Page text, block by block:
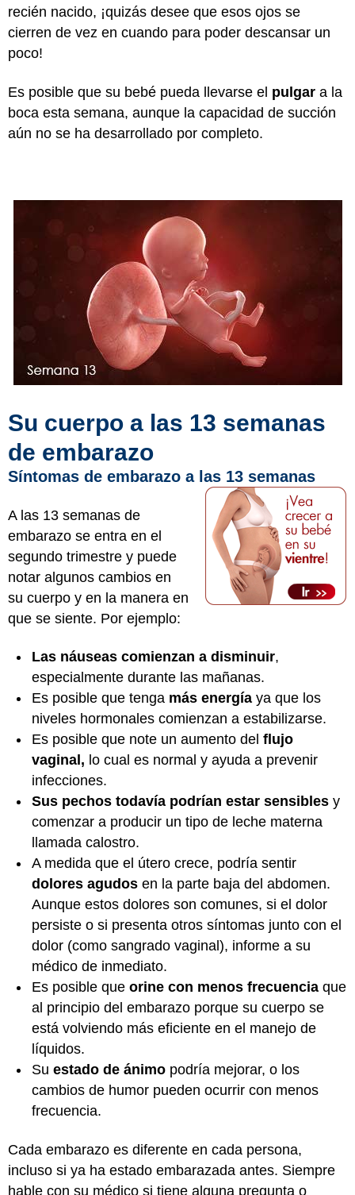
recién nacido, ¡quizás desee que esos ojos se
cierren de vez en cuando para poder descansar un
poco!
Es posible que su bebé pueda llevarse el pulgar a la
boca esta semana, aunque la capacidad de succión
aún no se ha desarrollado por completo.
Su cuerpo a las 13 semanas
de embarazo
Síntomas de embarazo a las 13 semanas
A las 13 semanas de
embarazo se entra en el
segundo trimestre y puede
notar algunos cambios en
su cuerpo y en la manera en
que se siente. Por ejemplo:
Las náuseas comienzan a disminuir,
especialmente durante las mañanas.
Es posible que tenga más energía ya que los
niveles hormonales comienzan a estabilizarse.
Es posible que note un aumento del flujo
vaginal, lo cual es normal y ayuda a prevenir
infecciones.
Sus pechos todavía podrían estar sensibles y
comenzar a producir un tipo de leche materna
llamada calostro.
A medida que el útero crece, podría sentir
dolores agudos en la parte baja del abdomen.
Aunque estos dolores son comunes, si el dolor
persiste o si presenta otros síntomas junto con el
dolor (como sangrado vaginal), informe a su
médico de inmediato.
Es posible que orine con menos frecuencia que
al principio del embarazo porque su cuerpo se
está volviendo más eficiente en el manejo de
líquidos.
Su estado de ánimo podría mejorar, o los
cambios de humor pueden ocurrir con menos
frecuencia.
Cada embarazo es diferente en cada persona,
incluso si ya ha estado embarazada antes. Siempre
hable con su médico si tiene alguna pregunta o